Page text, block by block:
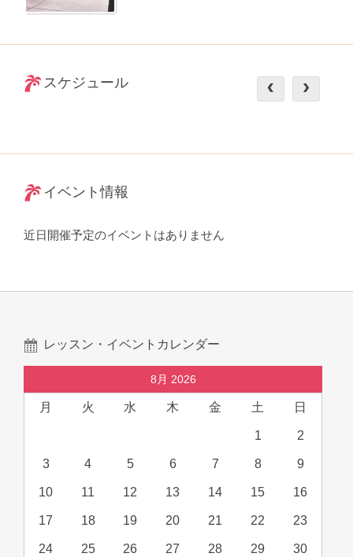
スケジュール
イベント情報
近日開催予定のイベントはありません
レッスン・イベントカレンダー
8月 2026
月 火 水 木 金 土 日
1 2
3 4 5 6 7 8 9
10 11 12 13 14 15 16
17 18 19 20 21 22 23
24 25 26 27 28 29 30